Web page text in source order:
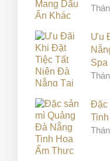
Ưu
Spa
Đặc